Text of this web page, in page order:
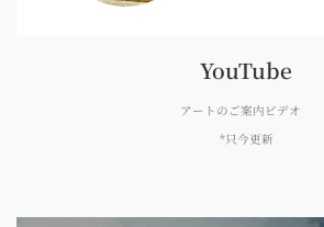
YouTube
アートのご案内ビデオ
*只今更新